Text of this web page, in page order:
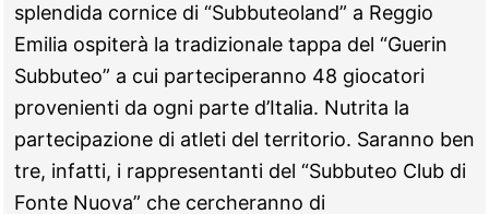
splendida cornice di “Subbuteoland” a Reggio
Emilia ospiterà la tradizionale tappa del “Guerin
Subbuteo” a cui parteciperanno 48 giocatori
provenienti da ogni parte d’Italia. Nutrita la
partecipazione di atleti del territorio. Saranno ben
tre, infatti, i rappresentanti del “Subbuteo Club di
Fonte Nuova” che cercheranno di